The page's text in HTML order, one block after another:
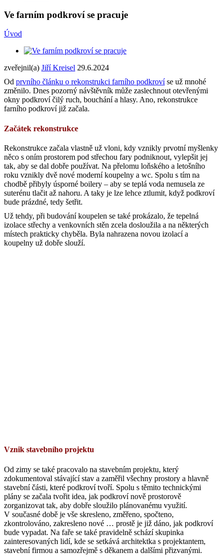
Ve farním podkroví se pracuje
Úvod
zveřejnil(a) Jiří Kreisel 29.6.2024
Od prvního článku o rekonstrukci farního podkrovíse už mnohé
změnilo. Dnes pozorný návštěvník může zaslechnout otevřenými
okny podkroví čilý ruch, bouchání a hlasy. Ano, rekonstrukce
farního podkroví již začala.
Začátek rekonstrukce
Rekonstrukce začala vlastně už vloni, kdy vznikly prvotní myšlenky
něco s oním prostorem pod střechou fary podniknout, vylepšit jej
tak, aby se dal dobře používat. Na přelomu loňského a letošního
roku vznikly dvě nové moderní koupelny a wc. Spolu s tím na
chodbě přibyly úsporné boilery – aby se teplá voda nemusela ze
suterénu tlačit až nahoru. A taky je lze lehce ztlumit, když podkroví
bude prázdné, tedy šetřit.
Už tehdy, při budování koupelen se také prokázalo, že tepelná
izolace střechy a venkovních stěn zcela dosloužila a na některých
místech prakticky chyběla. Byla nahrazena novou izolací a
koupelny už dobře slouží.
Vznik stavebního projektu
Od zimy se také pracovalo na stavebním projektu, který
zdokumentoval stávající stav a zaměřil všechny prostory a hlavně
stavební části, které podkroví tvoří. Spolu s těmito technickými
plány se začala tvořit idea, jak podkroví nově prostorově
zorganizovat tak, aby dobře sloužilo plánovanému využití.
V současné době je vše skresleno, změřeno, spočteno,
zkontrolováno, zakresleno nové … prostě je již dáno, jak podkroví
bude vypadat. Na faře se také pravidelně schází skupinka
zainteresovaných lidí, kde se setkává architektka s projektantem,
stavební firmou a samozřejmě s děkanem a dalšími přizvanými.